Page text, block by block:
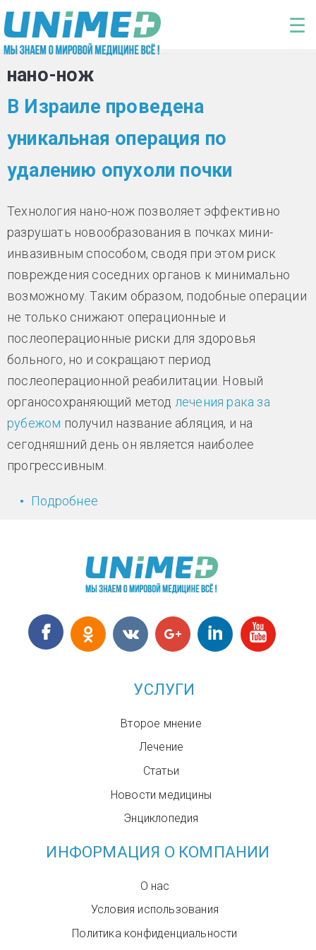
Перейти к основному содержанию
☰
нано-нож
В Израиле проведена
уникальная операция по
удалению опухоли почки
Технология нано-нож позволяет эффективно
разрушать новообразования в почках мини-
инвазивным способом, сводя при этом риск
повреждения соседних органов к минимально
возможному. Таким образом, подобные операции
не только снижают операционные и
послеоперационные риски для здоровья
больного, но и сокращают период
послеоперационной реабилитации. Новый
органосохраняющий метод лечения рака за
рубежом получил название абляция, и на
сегодняшний день он является наиболее
прогрессивным.
Подробнее
УСЛУГИ
Второе мнение
Лечение
Статьи
Новости медицины
Энциклопедия
ИНФОРМАЦИЯ О КОМПАНИИ
О нас
Условия использования
Политика конфиденциальности